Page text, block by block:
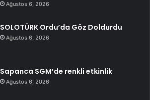
Ağustos 6, 2026
SOLOTÜRK Ordu’da Göz Doldurdu
Ağustos 6, 2026
Sapanca SGM’de renkli etkinlik
Ağustos 6, 2026